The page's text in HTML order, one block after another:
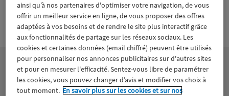
Certifié avec Wiztrust
trusted
sources
ainsi qu’à nos partenaires d'optimiser votre navigation, de vous
offrir un meilleur service en ligne, de vous proposer des offres
adaptées à vos besoins et de rendre le site plus interactif grâce
aux fonctionnalités de partage sur les réseaux sociaux. Les
cookies et certaines données (email chiffré) peuvent être utilisés
pour personnaliser nos annonces publicitaires sur d'autres sites
et pour en mesurer l'efficacité. Sentez-vous libre de paramétrer
les cookies, vous pouvez changer d’avis et modifier vos choix à
tout moment. En savoir plus sur les cookies et sur nos